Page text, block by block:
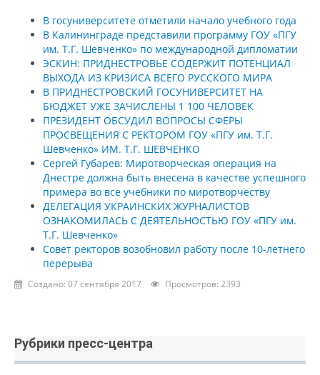
В госуниверситете отметили начало учебного года
В Калининграде представили программу ГОУ «ПГУ
им. Т.Г. Шевченко» по международной дипломатии
ЭСКИН: ПРИДНЕСТРОВЬЕ СОДЕРЖИТ ПОТЕНЦИАЛ
ВЫХОДА ИЗ КРИЗИСА ВСЕГО РУССКОГО МИРА
В ПРИДНЕСТРОВСКИЙ ГОСУНИВЕРСИТЕТ НА
БЮДЖЕТ УЖЕ ЗАЧИСЛЕНЫ 1 100 ЧЕЛОВЕК
ПРЕЗИДЕНТ ОБСУДИЛ ВОПРОСЫ СФЕРЫ
ПРОСВЕЩЕНИЯ С РЕКТОРОМ ГОУ «ПГУ им. Т.Г.
Шевченко» ИМ. Т.Г. ШЕВЧЕНКО
Сергей Губарев: Миротворческая операция на
Днестре должна быть внесена в качестве успешного
примера во все учебники по миротворчеству
ДЕЛЕГАЦИЯ УКРАИНСКИХ ЖУРНАЛИСТОВ
ОЗНАКОМИЛАСЬ С ДЕЯТЕЛЬНОСТЬЮ ГОУ «ПГУ им.
Т.Г. Шевченко»
Совет ректоров возобновил работу после 10-летнего
перерыва
Создано: 07 сентября 2017 Просмотров: 2393
Рубрики пресс-центра